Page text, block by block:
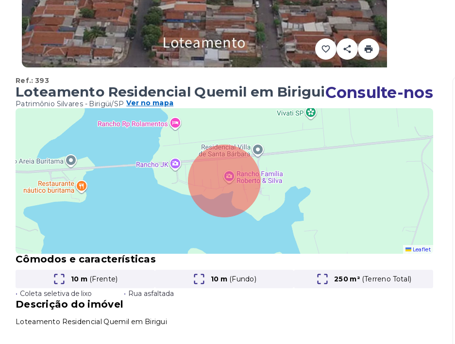
Ref.:393
Loteamento Residencial Quemil em Birigui
Patrimônio Silvares - Birigüi/SP Ver no mapa
Consulte-nos
Leaflet
Cômodos e características
10 m (Frente) 10 m (Fundo) 250 m² (Terreno Total)
• Coleta seletiva de lixo • Rua asfaltada
Descrição do imóvel
Loteamento Residencial Quemil em Birigui